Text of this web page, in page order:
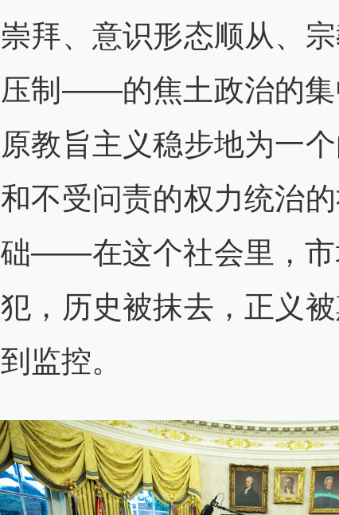
崇拜、意识形态顺从、
压制——的焦土政治的集
原教旨主义稳步地为一
和不受问责的权力统治
础——在这个社会里，市
犯，历史被抹去，正义
到监控。